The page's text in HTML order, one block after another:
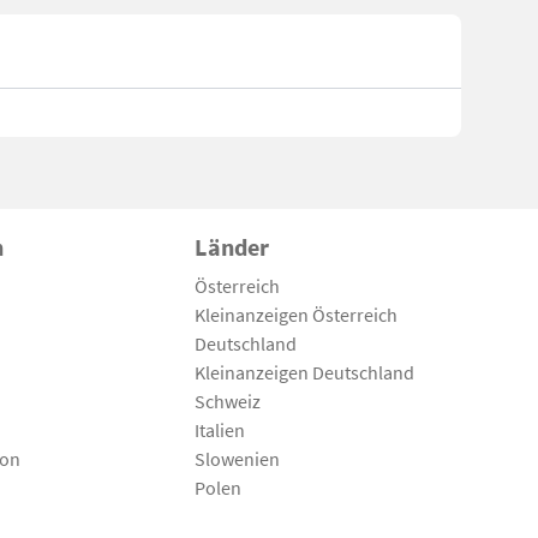
Länder
Österreich
Kleinanzeigen Österreich
Deutschland
Kleinanzeigen Deutschland
Schweiz
Italien
Slowenien
Polen